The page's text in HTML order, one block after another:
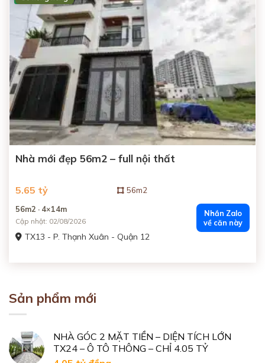
Nhà mới đẹp 56m2 – full nội thất
5.65 tỷ
56m2
56m2 · 4×14m
Cập nhật: 02/08/2026
Nhắn Zalo
về căn này
TX13 - P. Thạnh Xuân - Quận 12
Sản phẩm mới
NHÀ GÓC 2 MẶT TIỀN – DIỆN TÍCH LỚN
TX24 – Ô TÔ THÔNG – CHỈ 4.05 TỶ